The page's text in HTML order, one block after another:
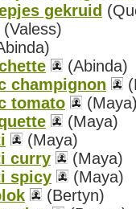
gekruid
(Valess)
(Abinda)
champignon
tomato
(Maya)
(Maya)
(Maya)
curry
(Maya)
spicy
(Maya)
(Bertyn)